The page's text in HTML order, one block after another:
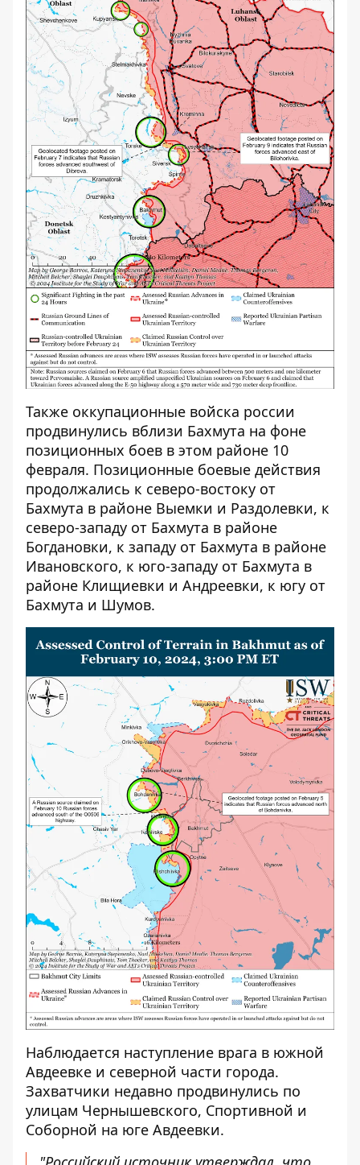
Также оккупационные войска россии
продвинулись вблизи Бахмута на фоне
позиционных боев в этом районе 10
февраля. Позиционные боевые действия
продолжались к северо-востоку от
Бахмута в районе Выемки и Раздолевки, к
северо-западу от Бахмута в районе
Богдановки, к западу от Бахмута в районе
Ивановского, к юго-западу от Бахмута в
районе Клищиевки и Андреевки, к югу от
Бахмута и Шумов.
Наблюдается наступление врага в южной
Авдеевке и северной части города.
Захватчики недавно продвинулись по
улицам Чернышевского, Спортивной и
Соборной на юге Авдеевки.